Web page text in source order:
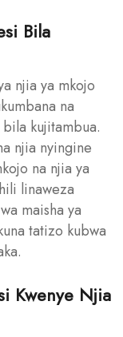
Bila
njia ya mkojo
na
kujitambua.
njia nyingine
na njia ya
linaweza
maisha ya
tatizo kubwa
Kwenye Njia